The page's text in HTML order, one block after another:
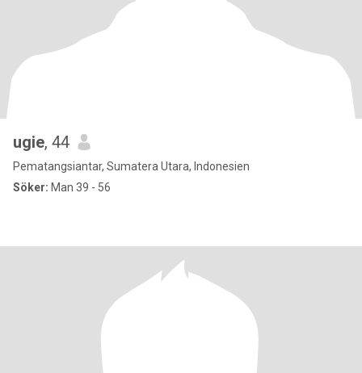
ugie, 44
Pematangsiantar, Sumatera Utara, Indonesien
Söker: Man 39 - 56